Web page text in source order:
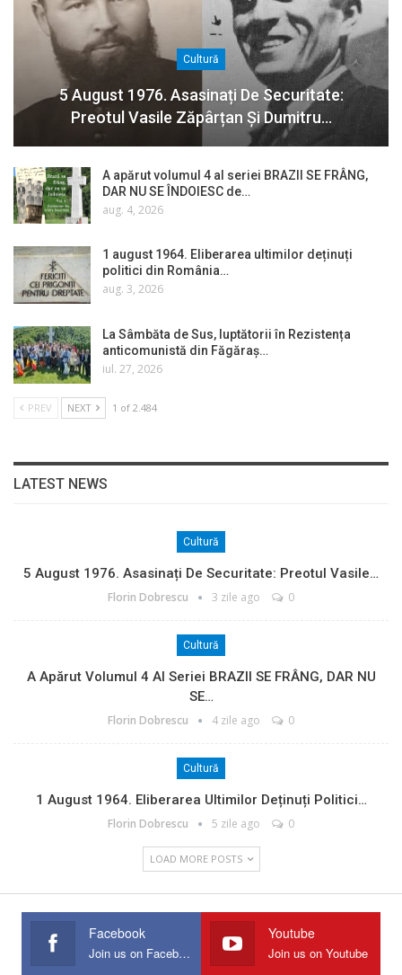
Cultură
5 August 1976. Asasinați De Securitate:
Preotul Vasile Zăpârțan Și Dumitru…
A apărut volumul 4 al seriei BRAZII SE FRÂNG,
DAR NU SE ÎNDOIESC de…
aug. 4, 2026
1 august 1964. Eliberarea ultimilor deținuți
politici din România…
aug. 3, 2026
La Sâmbăta de Sus, luptătorii în Rezistența
anticomunistă din Făgăraș…
iul. 27, 2026
PREV NEXT 1 of 2.484
LATEST NEWS
Cultură
5 August 1976. Asasinați De Securitate: Preotul Vasile…
Florin Dobrescu 3 zile ago 0
Cultură
A Apărut Volumul 4 Al Seriei BRAZII SE FRÂNG, DAR NU
SE…
Florin Dobrescu 4 zile ago 0
Cultură
1 August 1964. Eliberarea Ultimilor Deținuți Politici…
Florin Dobrescu 5 zile ago 0
LOAD MORE POSTS
Facebook
Join us on Facebook
Youtube
Join us on Youtube